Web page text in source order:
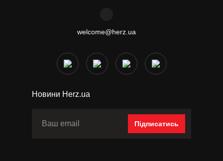
welcome@herz.ua
Новини Herz.ua
Підписатись